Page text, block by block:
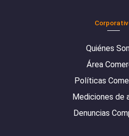
Quiénes
Área
Políticas
Mediciones de
Denuncias